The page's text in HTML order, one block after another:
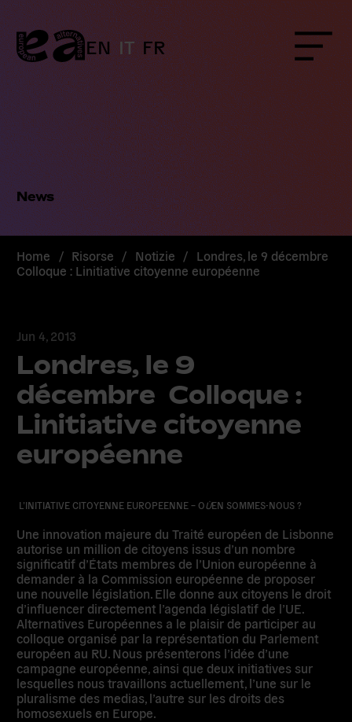
Skip
to
content
EN IT FR Menu
News
Home / Risorse / Notizie / Londres, le 9 décembre 
Colloque : Linitiative citoyenne européenne
Jun 4, 2013
Londres, le 9
décembre  Colloque :
Linitiative citoyenne
européenne
L’INITIATIVE CITOYENNE EUROPEENNE – OÙEN SOMMES-NOUS ?
Une innovation majeure du Traité européen de Lisbonne
autorise un million de citoyens issus d’un nombre
significatif d’États membres de l’Union européenne à
demander à la Commission européenne de proposer
une nouvelle législation. Elle donne aux citoyens le droit
d’influencer directement l’agenda législatif de l’UE.
Alternatives Européennes a le plaisir de participer au
colloque organisé par la représentation du Parlement
européen au RU. Nous présenterons l’idée d’une
campagne européenne, ainsi que deux initiatives sur
lesquelles nous travaillons actuellement, l’une sur le
pluralisme des medias, l’autre sur les droits des
homosexuels en Europe.